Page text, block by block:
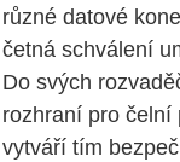
různé datové
četná schválení
Do svých
rozhraní pro čelní
vytváří tím